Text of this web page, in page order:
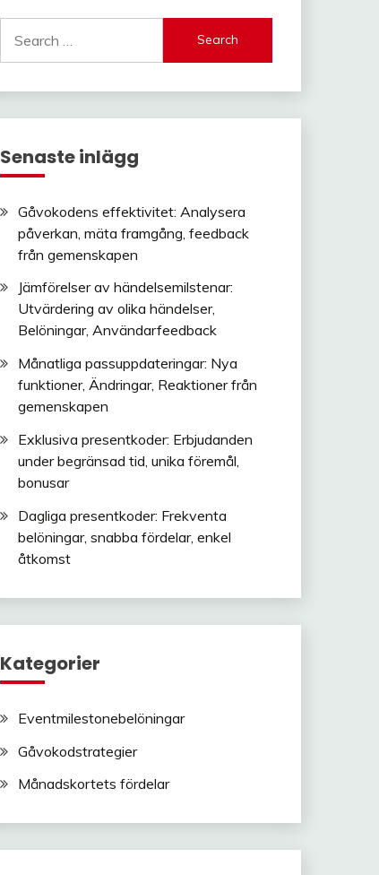
for:
Senaste inlägg
Gåvokodens effektivitet: Analysera
påverkan, mäta framgång, feedback
från gemenskapen
Jämförelser av händelsemilstenar:
Utvärdering av olika händelser,
Belöningar, Användarfeedback
Månatliga passuppdateringar: Nya
funktioner, Ändringar, Reaktioner från
gemenskapen
Exklusiva presentkoder: Erbjudanden
under begränsad tid, unika föremål,
bonusar
Dagliga presentkoder: Frekventa
belöningar, snabba fördelar, enkel
åtkomst
Kategorier
Eventmilestonebelöningar
Gåvokodstrategier
Månadskortets fördelar